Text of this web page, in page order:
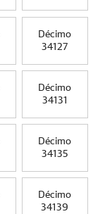
Décimo
34127
Décimo
34131
Décimo
34135
Décimo
34139